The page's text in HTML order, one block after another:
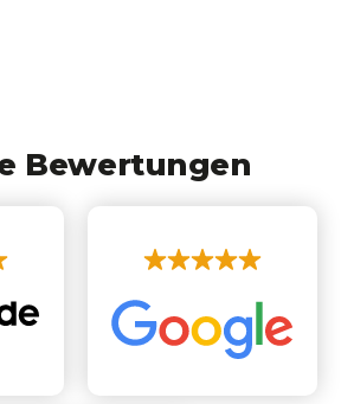
Bewertungen